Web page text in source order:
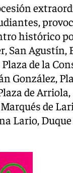
histórico
San Agustín,
Plaza de la
González,
de
de
Lario,